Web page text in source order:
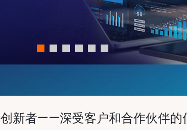
新者——深受客户和合作伙伴的